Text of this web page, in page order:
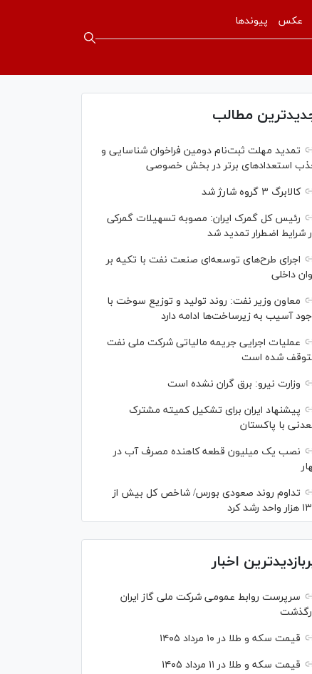
عکس پیوندها
مطالب
تمدید مهلت ثبت‌نام دومین فراخوان شناسایی و
استعداد‌های برتر در بخش خصوصی
کالابرگ ۳ گروه شارژ شد
رئیس کل گمرک ایران: مصوبه تسهیلات گمرکی
شرایط اضطرار تمدید شد
اجرای طرح‌های توسعه‌ای صنعت نفت با تکیه بر
داخلی
معاون وزیر نفت: روند تولید و توزیع سوخت با
آسیب به زیرساخت‌ها ادامه دارد
عملیات اجرایی جریمه مالیاتی شرکت ملی نفت
شده است
وزارت نیرو: برق گران نشده است
پیشنهاد ایران برای تشکیل کمیته مشترک
با پاکستان
نصب یک میلیون قطعه کاهنده مصرف آب در
تداوم روند صعودی بورس/ شاخص کل بیش از
رشد کرد
اخبار
سرپرست روابط عمومی شرکت ملی گاز ایران
قیمت سکه و طلا در ۱۰ مرداد ۱۴۰۵
قیمت سکه و طلا در ۱۱ مرداد ۱۴۰۵